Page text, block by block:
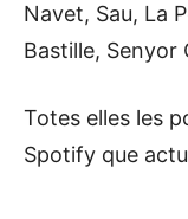
Navet, Sau, La
Bastille, Senyor
Totes elles les
Spotify que